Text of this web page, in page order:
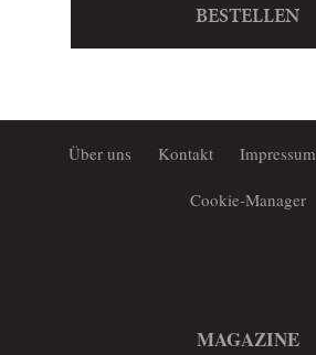
BESTELLEN
Über uns Kontakt Impressum
Cookie-Manager
MAGAZINE